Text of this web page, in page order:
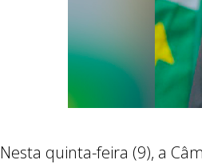
Nesta quinta-feira (9), a